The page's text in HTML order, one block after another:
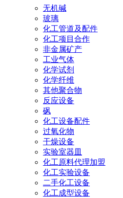
无机碱
玻璃
化工管道及配件
化工项目合作
非金属矿产
工业气体
化学试剂
化学纤维
其他聚合物
反应设备
砜
化工设备配件
过氧化物
干燥设备
实验室器皿
化工原料代理加盟
化工实验设备
二手化工设备
化工成型设备